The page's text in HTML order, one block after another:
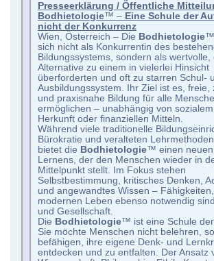
Presseerklärung / Öffentliche
Bodhietologie™ – Eine Schule der
nicht der Konkurrenz
Wien, Österreich – Die Bodhietologie™
sich nicht als Konkurrentin des
Bildungssystems, sondern als wertvolle,
Alternative zu einem in vielerlei Hinsicht
überforderten und oft zu starren Schul-
Ausbildungssystem. Ihr Ziel ist es, freie,
und praxisnahe Bildung für alle
ermöglichen – unabhängig von
Herkunft oder finanziellen Mitteln.
Während viele traditionelle
Bürokratie und veralteten
bietet die Bodhietologie™ einen
Lernens, der den Menschen wieder in
Mittelpunkt stellt. Im Fokus stehen
Selbstbestimmung, kritisches Denken,
und angewandtes Wissen –
modernen Leben ebenso notwendig
und Gesellschaft.
Die Bodhietologie™ ist eine Schule
Sie möchte Menschen nicht belehren,
befähigen, ihre eigene Denk- und
entdecken und zu entfalten. Der Ansatz